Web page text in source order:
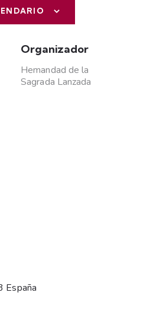
Organizador
Hemandad de la
Sagrada Lanzada
España